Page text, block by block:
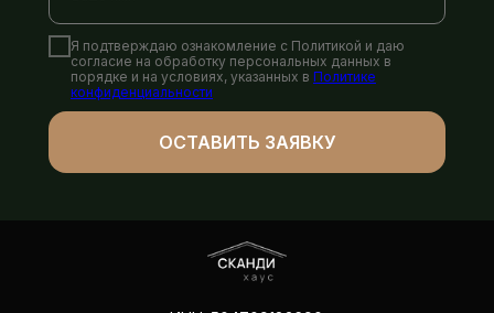
Я подтверждаю ознакомление с Политикой и даю
согласие на обработку персональных данных в
порядке и на условиях, указанных в Политике
конфиденциальности
ОСТАВИТЬ ЗАЯВКУ